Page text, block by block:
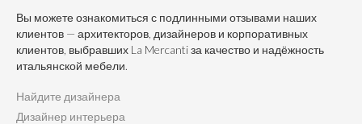
Вы можете ознакомиться с подлинными отзывами наших
клиентов — архитекторов, дизайнеров и корпоративных
клиентов, выбравших La Mercanti за качество и надёжность
итальянской мебели.
Найдите дизайнера
Дизайнер интерьера